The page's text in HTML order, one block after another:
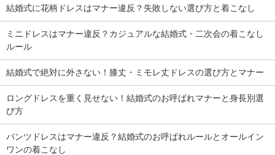
結婚式に花柄ドレスはマナー違反？失敗しない選び方と着こなし
ミニドレスはマナー違反？カジュアルな結婚式・二次会の着こなし
ルール
結婚式で絶対に外さない！膝丈・ミモレ丈ドレスの選び方とマナー
ロングドレスを重く見せない！結婚式のお呼ばれマナーと身長別選
び方
パンツドレスはマナー違反？結婚式のお呼ばれルールとオールイン
ワンの着こなし